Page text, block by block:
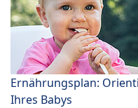
Ernährungsplan:
Ihres Babys